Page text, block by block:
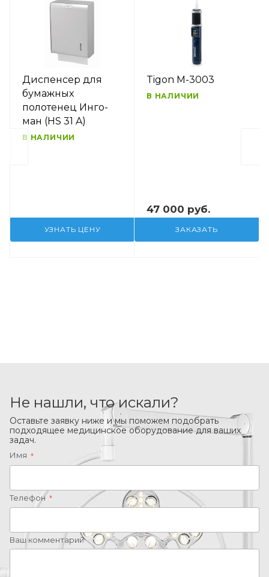
Диспенсер для
бумажных
полотенец Инго-
ман (HS 31 A)
В НАЛИЧИИ
УЗНАТЬ ЦЕНУ
Tigon M-3003
В НАЛИЧИИ
47 000 руб.
ЗАКАЗАТЬ
Не нашли, что искали?
Оставьте заявку ниже и мы поможем подобрать
подходящее медицинское оборудование для ваших
задач.
Имя *
Телефон *
Ваш комментарий